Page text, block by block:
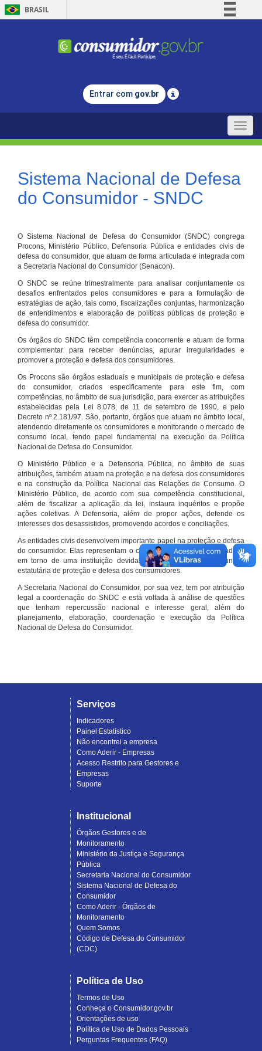
BRASIL
Comunica BR
Legislação
Entrar com gov.br
Toggle
Sistema Nacional de Defesa
do Consumidor - SNDC
O Sistema Nacional de Defesa do Consumidor (SNDC) congrega
Procons, Ministério Público, Defensoria Pública e entidades civis de
defesa do consumidor, que atuam de forma articulada e integrada com
a Secretaria Nacional do Consumidor (Senacon).
O SNDC se reúne trimestralmente para analisar conjuntamente os
desafios enfrentados pelos consumidores e para a formulação de
estratégias de ação, tais como, fiscalizações conjuntas, harmonização
de entendimentos e elaboração de políticas públicas de proteção e
defesa do consumidor.
Os órgãos do SNDC têm competência concorrente e atuam de forma
complementar para receber denúncias, apurar irregularidades e
promover a proteção e defesa dos consumidores.
Os Procons são órgãos estaduais e municipais de proteção e defesa
do consumidor, criados especificamente para este fim, com
competências, no âmbito de sua jurisdição, para exercer as atribuições
estabelecidas pela Lei 8.078, de 11 de setembro de 1990, e pelo
Decreto nº 2.181/97. São, portanto, órgãos que atuam no âmbito local,
atendendo diretamente os consumidores e monitorando o mercado de
consumo local, tendo papel fundamental na execução da Política
Nacional de Defesa do Consumidor.
O Ministério Público e a Defensoria Pública, no âmbito de suas
atribuições, também atuam na proteção e na defesa dos consumidores
e na construção da Política Nacional das Relações de Consumo. O
Ministério Público, de acordo com sua competência constitucional,
além de fiscalizar a aplicação da lei, instaura inquéritos e propõe
ações coletivas. A Defensoria, além de propor ações, defende os
interesses dos desassistidos, promovendo acordos e conciliações.
As entidades civis desenvolvem importante papel na proteção e defesa
do consumidor. Elas representam o conjunto organizado de cidadãos
em torno de uma instituição devidamente registrada e com função
estatutária de proteção e defesa dos consumidores.
A Secretaria Nacional do Consumidor, por sua vez, tem por atribuição
legal a coordenação do SNDC e está voltada à análise de questões
que tenham repercussão nacional e interesse geral, além do
planejamento, elaboração, coordenação e execução da Política
Nacional de Defesa do Consumidor.
Serviços
Indicadores
Painel Estatístico
Não encontrei a empresa
Como Aderir - Empresas
Acesso Restrito para Gestores e
Empresas
Suporte
Institucional
Órgãos Gestores e de
Monitoramento
Ministério da Justiça e Segurança
Pública
Secretaria Nacional do Consumidor
Sistema Nacional de Defesa do
Consumidor
Como Aderir - Órgãos de
Monitoramento
Quem Somos
Código de Defesa do Consumidor
(CDC)
Política de Uso
Termos de Uso
Conheça o Consumidor.gov.br
Orientações de uso
Política de Uso de Dados Pessoais
Perguntas Frequentes (FAQ)